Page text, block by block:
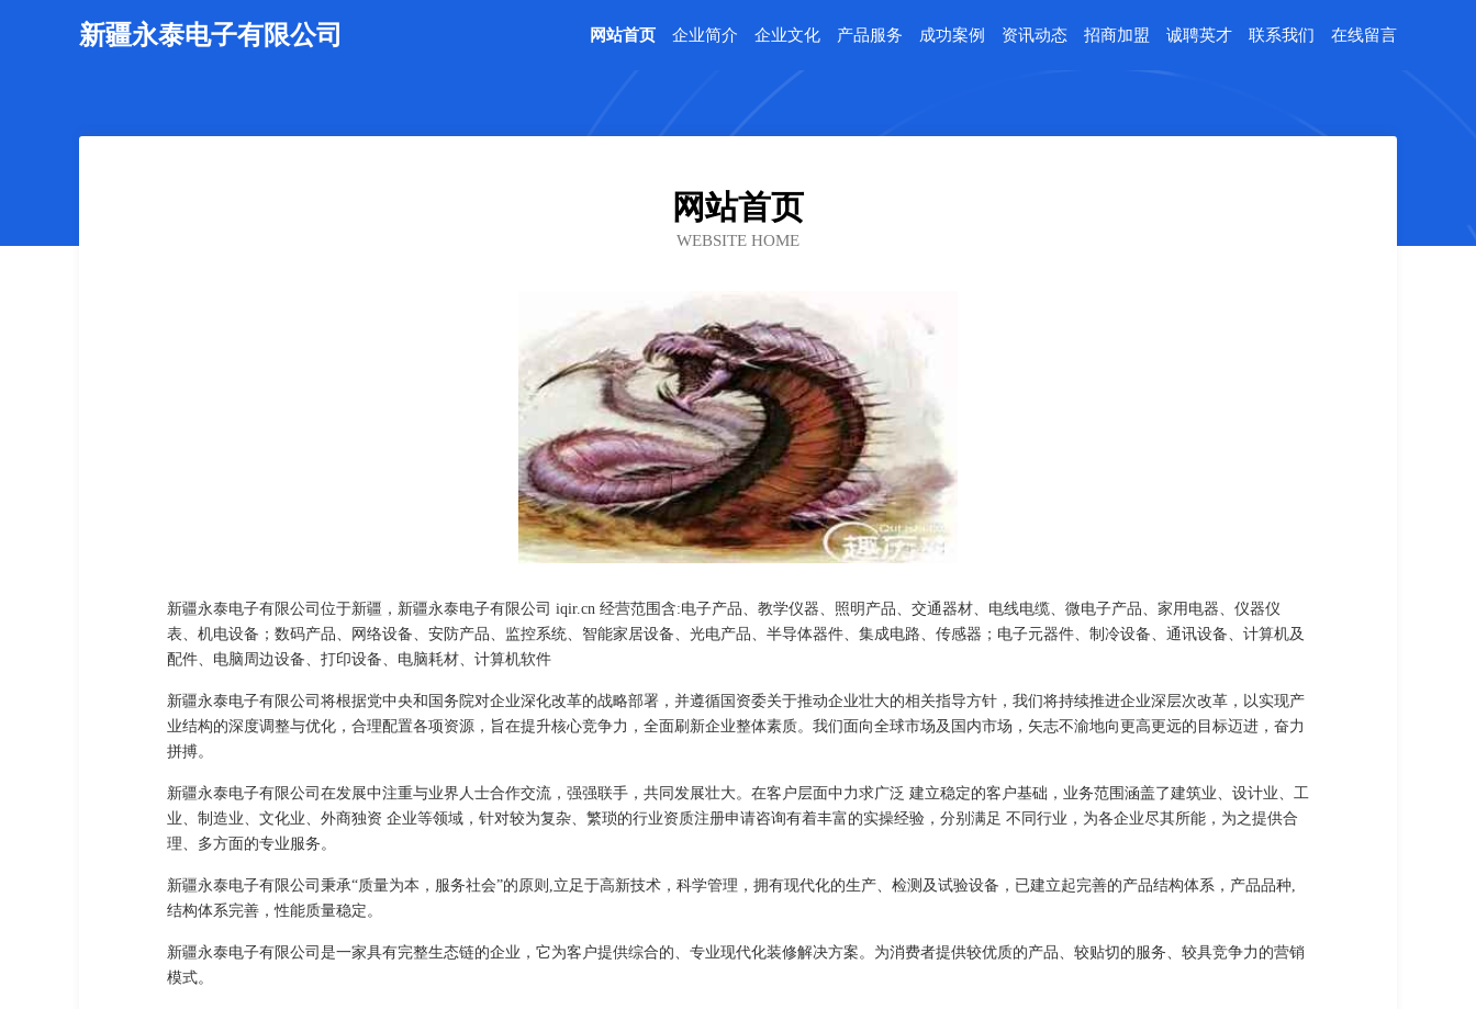
新疆永泰电子有限公司 网站首页 企业简介 企业文化 产品服务 成功案例 资讯动态 招商加盟 诚聘英才 联系我们 在线留言
网站首页
WEBSITE HOME
新疆永泰电子有限公司位于新疆，新疆永泰电子有限公司 iqir.cn 经营范围含:电子产品、教学仪器、照明产品、交通器材、电线电缆、微电子产品、家用电器、仪器仪
表、机电设备；数码产品、网络设备、安防产品、监控系统、智能家居设备、光电产品、半导体器件、集成电路、传感器；电子元器件、制冷设备、通讯设备、计算机及
配件、电脑周边设备、打印设备、电脑耗材、计算机软件
新疆永泰电子有限公司将根据党中央和国务院对企业深化改革的战略部署，并遵循国资委关于推动企业壮大的相关指导方针，我们将持续推进企业深层次改革，以实现产
业结构的深度调整与优化，合理配置各项资源，旨在提升核心竞争力，全面刷新企业整体素质。我们面向全球市场及国内市场，矢志不渝地向更高更远的目标迈进，奋力
拼搏。
新疆永泰电子有限公司在发展中注重与业界人士合作交流，强强联手，共同发展壮大。在客户层面中力求广泛 建立稳定的客户基础，业务范围涵盖了建筑业、设计业、工
业、制造业、文化业、外商独资 企业等领域，针对较为复杂、繁琐的行业资质注册申请咨询有着丰富的实操经验，分别满足 不同行业，为各企业尽其所能，为之提供合
理、多方面的专业服务。
新疆永泰电子有限公司秉承“质量为本，服务社会”的原则,立足于高新技术，科学管理，拥有现代化的生产、检测及试验设备，已建立起完善的产品结构体系，产品品种,
结构体系完善，性能质量稳定。
新疆永泰电子有限公司是一家具有完整生态链的企业，它为客户提供综合的、专业现代化装修解决方案。为消费者提供较优质的产品、较贴切的服务、较具竞争力的营销
模式。